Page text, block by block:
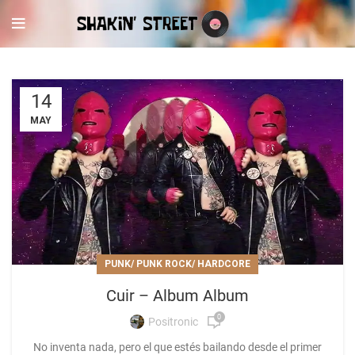
14
MAY
PUNK/ PUNK ROCK/ HARDCORE
Cuir – Album Album
Positronic 0
No inventa nada, pero el que estés bailando desde el primer